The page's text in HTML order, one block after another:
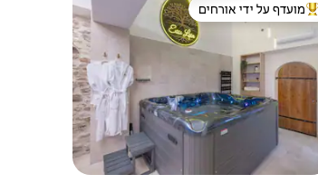
מוביל בקרב נכסים מועדפים על ידי אורחים
מועדף על ידי אורחים